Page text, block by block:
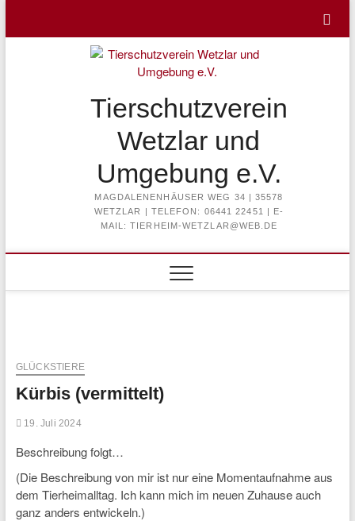
content
Tierschutzverein
Wetzlar und
Umgebung e.V.
MAGDALENENHÄUSER WEG 34 | 35578
WETZLAR | TELEFON: 06441 22451 | E-
MAIL: TIERHEIM-WETZLAR@WEB.DE
GLÜCKSTIERE
Kürbis (vermittelt)
19. Juli 2024
Beschreibung folgt…
(Die Beschreibung von mir ist nur eine Momentaufnahme aus
dem Tierheimalltag. Ich kann mich im neuen Zuhause auch
ganz anders entwickeln.)